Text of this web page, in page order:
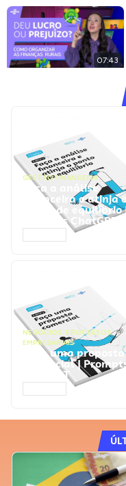
07:43
GESTÃO FINANCEIRA
Faça a análise
financeira e atinja o
ponto de equilíbrio
Prompts ChatGPT
NEGÓCIOS, PROCESSOS
EMPRESARIAIS
Faça uma proposta
comercial |
ChatGPT